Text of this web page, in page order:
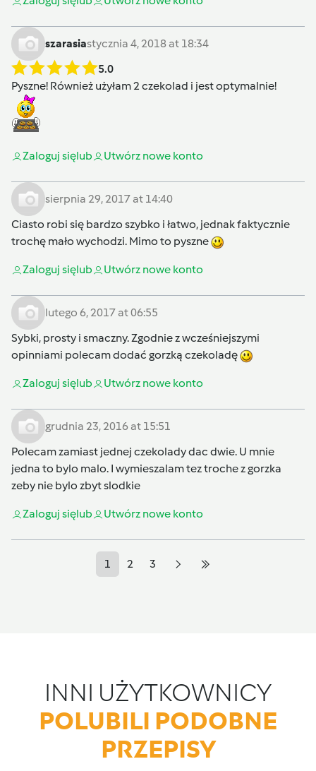
szarasiastycznia 4, 2018 at 18:34
5.0
Pyszne! Również użyłam 2 czekolad i jest optymalnie!
Zaloguj sięlub Utwórz nowe konto
sierpnia 29, 2017 at 14:40
Ciasto robi się bardzo szybko i łatwo, jednak faktycznie
trochę mało wychodzi. Mimo to pyszne
Zaloguj sięlub Utwórz nowe konto
lutego 6, 2017 at 06:55
Sybki, prosty i smaczny. Zgodnie z wcześniejszymi
opinniami polecam dodać gorzką czekoladę
Zaloguj sięlub Utwórz nowe konto
grudnia 23, 2016 at 15:51
Polecam zamiast jednej czekolady dac dwie. U mnie
jedna to bylo malo. I wymieszalam tez troche z gorzka
zeby nie bylo zbyt slodkie
Zaloguj sięlub Utwórz nowe konto
1 2 3
INNI UŻYTKOWNICY
POLUBILI PODOBNE
PRZEPISY